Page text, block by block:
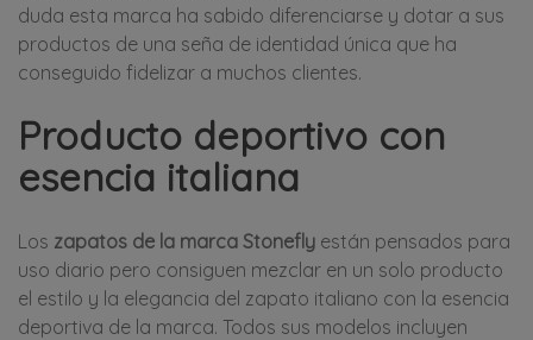
duda esta marca ha sabido diferenciarse y dotar a sus
productos de una seña de identidad única que ha
conseguido fidelizar a muchos clientes.
Producto deportivo con
esencia italiana
Los zapatos de la marca Stonefly están pensados para
uso diario pero consiguen mezclar en un solo producto
el estilo y la elegancia del zapato italiano con la esencia
deportiva de la marca. Todos sus modelos incluyen